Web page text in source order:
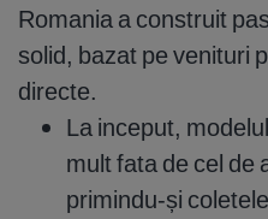
Romania a construit
solid, bazat pe venituri
directe.
La inceput,
mult fata de cel de
primindu-și